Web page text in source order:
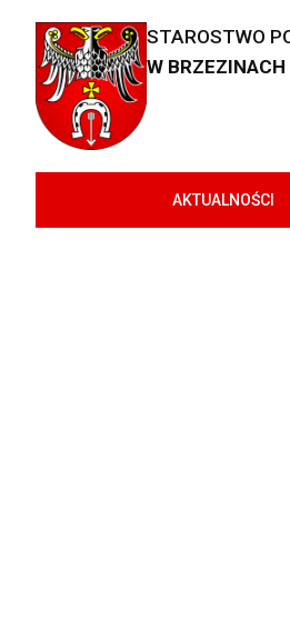
STAROSTWO
W BRZEZINACH
AKTUALNOŚCI